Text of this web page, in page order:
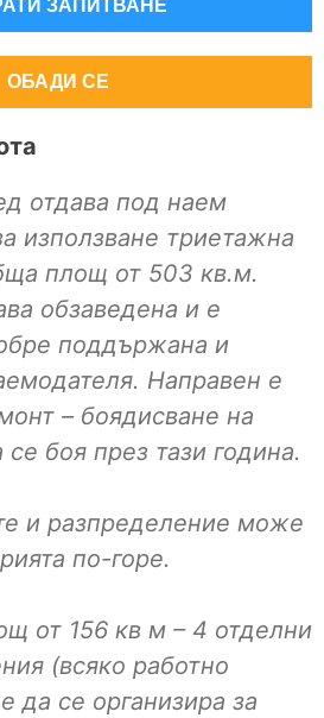
отдава под наем
използване триетажна
площ от 503 кв.м.
обзаведена и е
поддържана и
Направен е
– боядисване на
боя през тази година.
и разпределение може
по-горе.
от 156 кв м – 4 отделни
(всяко работно
се организира за
ЗАПИТВАНЕ
ОБАДИ СЕ